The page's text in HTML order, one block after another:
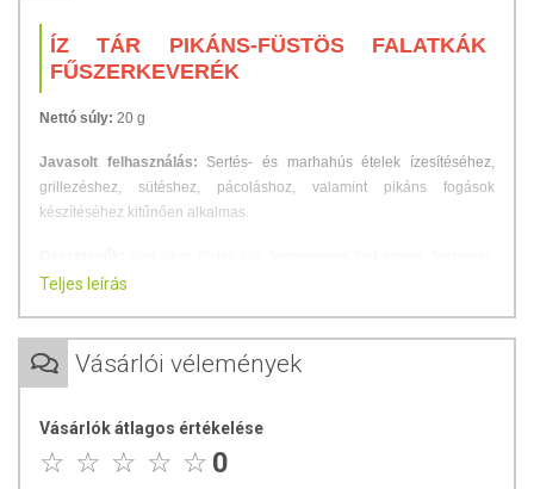
ÍZ TÁR PIKÁNS-FÜSTÖS FALATKÁK
FŰSZERKEVERÉK
Nettó súly: 20 g
Javasolt felhasználás: Sertés- és marhahús ételek ízesítéséhez,
grillezéshez, sütéshez, pácoláshoz, valamint pikáns fogások
készítéséhez kitűnően alkalmas.
bors, koriander, mustármag, vöröshagyma, fokhagyma, kömény, chili
A termék olyan üzemben készült, amely zellert, földimogyorót,
TOVÁBBI INFORMÁCIÓK
Teljes leírás
Vásárlói vélemények
Vásárlók átlagos értékelése
0